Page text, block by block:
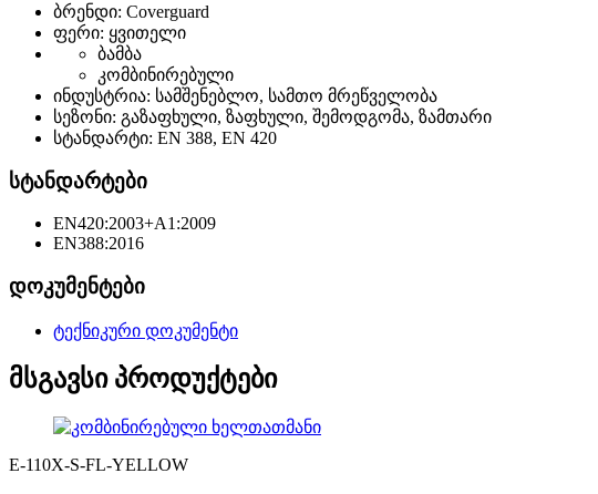
ბრენდი: Coverguard
ფერი: ყვითელი
ბამბა
კომბინირებული
ინდუსტრია: სამშენებლო, სამთო მრეწველობა
სეზონი: გაზაფხული, ზაფხული, შემოდგომა, ზამთარი
სტანდარტი: EN 388, EN 420
სტანდარტები
EN420:2003+A1:2009
EN388:2016
დოკუმენტები
ტექნიკური დოკუმენტი
მსგავსი პროდუქტები
E-110X-S-FL-YELLOW